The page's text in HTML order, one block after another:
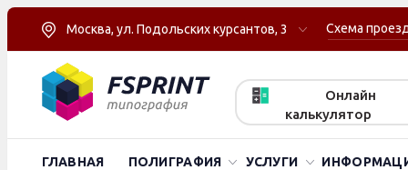
Москва, ул. Подольских курсантов, 3 Схема
Онлайн
калькулятор
ГЛАВНАЯ ПОЛИГРАФИЯ УСЛУГИ